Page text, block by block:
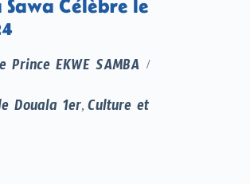
Célèbre le
Prince EKWE SAMBA
Douala 1er, Culture et